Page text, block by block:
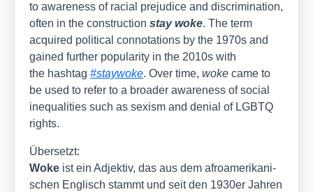
to awa­re­ness of racial pre­ju­di­ce and dis­cri­mi­na­ti­on,
often in the con­s­truc­tionstay woke. The term
acqui­red poli­ti­cal con­no­ta­ti­ons by the 1970s and
gai­ned fur­ther popu­la­ri­ty in the 2010s with
the hash­tag#stay­wo­ke. Over time,woke came to
be used to refer to a broa­der awa­re­ness of social
ine­qua­li­ties such as sexism and deni­al of LGBTQ
rights.
Über­setzt:
Woke ist ein Adjek­tiv, das aus dem afro­ame­ri­ka­ni­
schen Eng­lisch stammt und seit den 1930er Jah­ren